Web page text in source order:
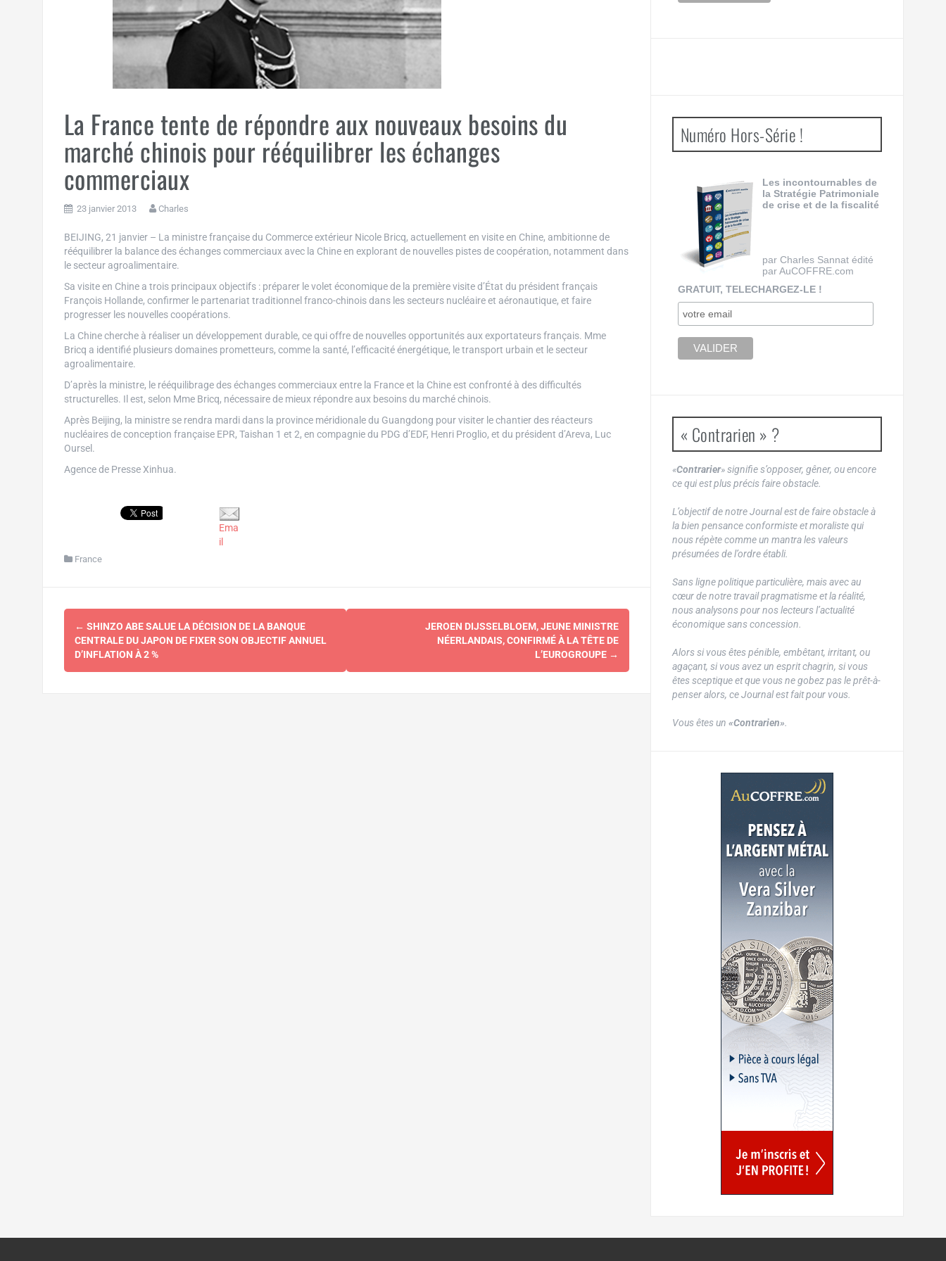
La France tente de répondre aux nouveaux besoins du
marché chinois pour rééquilibrer les échanges
commerciaux
23 janvier 2013 Charles
BEIJING, 21 janvier – La ministre française du Commerce extérieur Nicole Bricq, actuellement en visite en Chine, ambitionne de
rééquilibrer la balance des échanges commerciaux avec la Chine en explorant de nouvelles pistes de coopération, notamment dans
le secteur agroalimentaire.
Sa visite en Chine a trois principaux objectifs : préparer le volet économique de la première visite d’État du président français
François Hollande, confirmer le partenariat traditionnel franco-chinois dans les secteurs nucléaire et aéronautique, et faire
progresser les nouvelles coopérations.
La Chine cherche à réaliser un développement durable, ce qui offre de nouvelles opportunités aux exportateurs français. Mme
Bricq a identifié plusieurs domaines prometteurs, comme la santé, l’efficacité énergétique, le transport urbain et le secteur
agroalimentaire.
D’après la ministre, le rééquilibrage des échanges commerciaux entre la France et la Chine est confronté à des difficultés
structurelles. Il est, selon Mme Bricq, nécessaire de mieux répondre aux besoins du marché chinois.
Après Beijing, la ministre se rendra mardi dans la province méridionale du Guangdong pour visiter le chantier des réacteurs
nucléaires de conception française EPR, Taishan 1 et 2, en compagnie du PDG d’EDF, Henri Proglio, et du président d’Areva, Luc
Oursel.
Agence de Presse Xinhua.
Ema
il
France
Navigation
d'article
← SHINZO ABE SALUE LA DÉCISION DE LA BANQUE
CENTRALE DU JAPON DE FIXER SON OBJECTIF ANNUEL
D’INFLATION À 2 %
JEROEN DIJSSELBLOEM, JEUNE MINISTRE
NÉERLANDAIS, CONFIRMÉ À LA TÊTE DE
L’EUROGROUPE →
Numéro Hors-Série !
Les incontournables de
la Stratégie Patrimoniale
de crise et de la fiscalité
par Charles Sannat édité
par AuCOFFRE.com
GRATUIT, TELECHARGEZ-LE !
« Contrarien » ?
«Contrarier» signifie s’opposer, gêner, ou encore
ce qui est plus précis faire obstacle.
L’objectif de notre Journal est de faire obstacle à
la bien pensance conformiste et moraliste qui
nous répète comme un mantra les valeurs
présumées de l’ordre établi.
Sans ligne politique particulière, mais avec au
cœur de notre travail pragmatisme et la réalité,
nous analysons pour nos lecteurs l’actualité
économique sans concession.
Alors si vous êtes pénible, embêtant, irritant, ou
agaçant, si vous avez un esprit chagrin, si vous
êtes sceptique et que vous ne gobez pas le prêt-à-
penser alors, ce Journal est fait pour vous.
Vous êtes un «Contrarien».